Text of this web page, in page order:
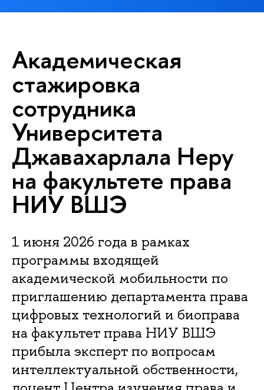
Академическая
стажировка
сотрудника
Университета
Джавахарлала Неру
на факультете права
НИУ ВШЭ
1 июня 2026 года в рамках
программы входящей
академической мобильности по
приглашению департамента права
цифровых технологий и биоправа
на факультет права НИУ ВШЭ
прибыла эксперт по вопросам
интеллектуальной обственности,